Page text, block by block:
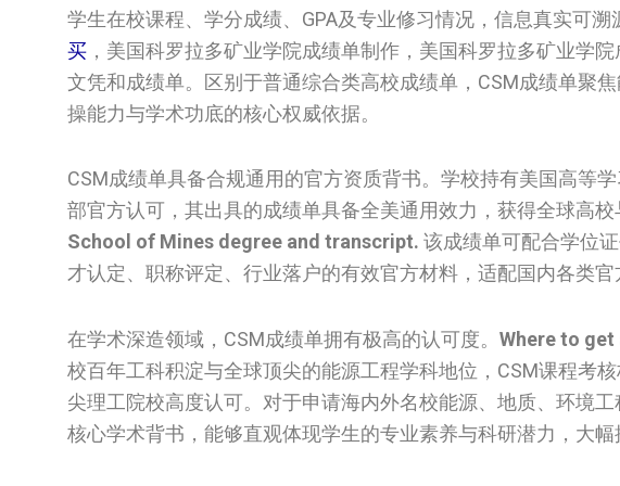
学生在校课程、学分成绩、GPA及专业修习情况，信息真实可溯
买 ，美国科罗拉多矿业学院成绩单制作，美国科罗拉多矿业学
文凭和成绩单。区别于普通综合类高校成绩单，CSM成绩单聚
操能力与学术功底的核心权威依据。
CSM成绩单具备合规通用的官方资质背书。学校持有美国高等
部官方认可，其出具的成绩单具备全美通用效力，获得全球高校
School of Mines degree and transcript. 该成绩单可配合学位
才认定、职称评定、行业落户的有效官方材料，适配国内各类
在学术深造领域，CSM成绩单拥有极高的认可度。 Where to
校百年工科积淀与全球顶尖的能源工程学科地位，CSM课程考
尖理工院校高度认可。对于申请海内外名校能源、地质、环境
核心学术背书，能够直观体现学生的专业素养与科研潜力，大